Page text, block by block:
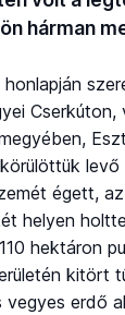
hárman
Cserkúton,
égett,
helyen
hektáron
kitört
vegyes erdő